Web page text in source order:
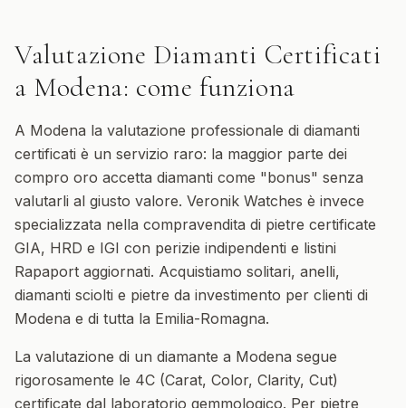
Valutazione Diamanti Certificati
a Modena: come funziona
A Modena la valutazione professionale di diamanti
certificati è un servizio raro: la maggior parte dei
compro oro accetta diamanti come "bonus" senza
valutarli al giusto valore. Veronik Watches è invece
specializzata nella compravendita di pietre certificate
GIA, HRD e IGI con perizie indipendenti e listini
Rapaport aggiornati. Acquistiamo solitari, anelli,
diamanti sciolti e pietre da investimento per clienti di
Modena e di tutta la Emilia-Romagna.
La valutazione di un diamante a Modena segue
rigorosamente le 4C (Carat, Color, Clarity, Cut)
certificate dal laboratorio gemmologico. Per pietre